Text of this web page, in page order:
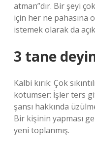
atman”dır. Bir şeyi
için her ne pahasına
istemek olarak da
3 tane
Kalbi kırık: Çok
kötümser: İşler ters
şansı hakkında
Bir kişinin yapması
yeni toplanmış.